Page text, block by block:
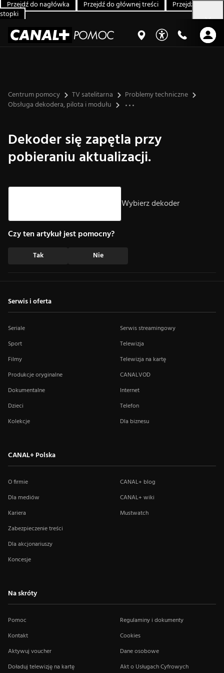
Przejdź do nagłówka Przejdź do głównej treści
Przejdź do
stopki
Centrum pomocy TV satelitarna
Problemy techniczne
Obsługa dekodera, pilota i modułu
Dekoder się zapętla przy
pobieraniu aktualizacji.
Wybierz dekoder
Strzałki góra/dół – nawigacja, Enter – wybór.
Czy ten artykuł jest pomocny?
Tak Nie
Serwis i oferta
Seriale
Sport
Filmy
Produkcje oryginalne
Dokumentalne
Dzieci
Kolekcje
Serwis streamingowy
Telewizja
Telewizja na kartę
CANALVOD
Internet
Telefon
Dla biznesu
CANAL+ Polska
O firmie
Dla mediów
Kariera
Zabezpieczenie treści
Dla akcjonariuszy
Koncesje
CANAL+ blog
CANAL+ wiki
Mustwatch
Na skróty
Pomoc
Kontakt
Aktywuj voucher
Doładuj telewizję na kartę
Regulaminy i dokumenty
Cookies
Dane osobowe
Akt o Usługach Cyfrowych